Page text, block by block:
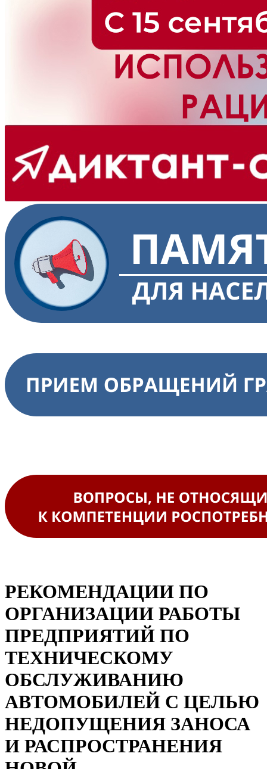
РЕКОМЕНДАЦИИ ПО
ОРГАНИЗАЦИИ РАБОТЫ
ПРЕДПРИЯТИЙ ПО
ТЕХНИЧЕСКОМУ
ОБСЛУЖИВАНИЮ
АВТОМОБИЛЕЙ С ЦЕЛЬЮ
НЕДОПУЩЕНИЯ ЗАНОСА
И РАСПРОСТРАНЕНИЯ